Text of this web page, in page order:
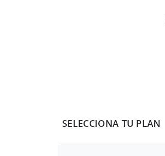
SELECCIONA TU PLAN